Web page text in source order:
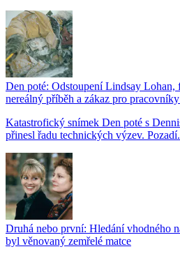
Den poté: Odstoupení Lindsay Lohan,
nereálný příběh a zákaz pro
Katastrofický snímek Den poté s
přinesl řadu technických výzev.
Druhá nebo první: Hledání vhodného
byl věnovaný zemřelé matce